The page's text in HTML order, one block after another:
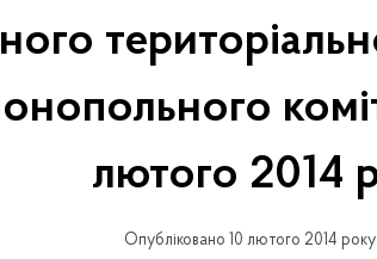
лютого 2014
Опубліковано 10 лютого 2014 року